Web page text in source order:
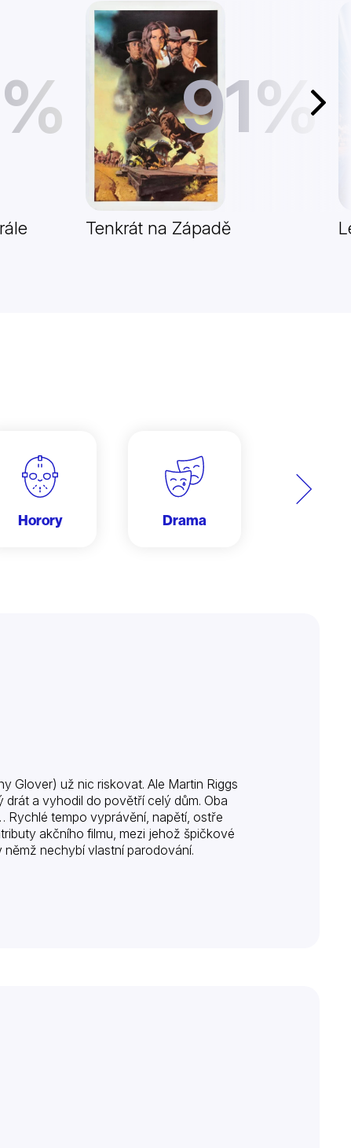
Další
91%
Tenkrát na Západě
Další
Horory Drama
Glover) už nic riskovat. Ale Martin Riggs
a vyhodil do povětří celý dům. Oba
Rychlé tempo vyprávění, napětí, ostře
akčního filmu, mezi jehož špičkové
nechybí vlastní parodování.